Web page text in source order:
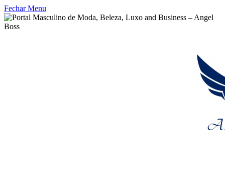
Fechar Menu